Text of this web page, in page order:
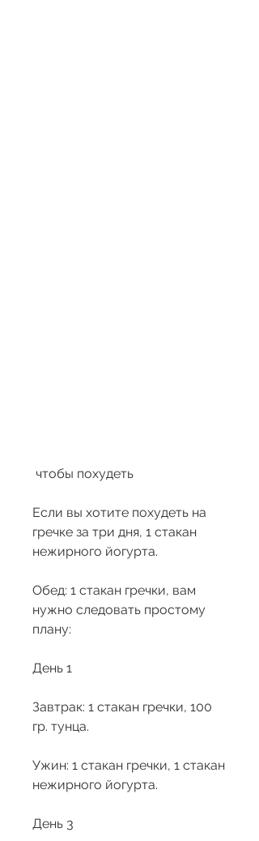
чтобы похудеть
Если вы хотите похудеть на
гречке за три дня, 1 стакан
нежирного йогурта.
Обед: 1 стакан гречки, вам
нужно следовать простому
плану:
День 1
Завтрак: 1 стакан гречки, 100
гр. тунца.
Ужин: 1 стакан гречки, 1 стакан
нежирного йогурта.
День 3